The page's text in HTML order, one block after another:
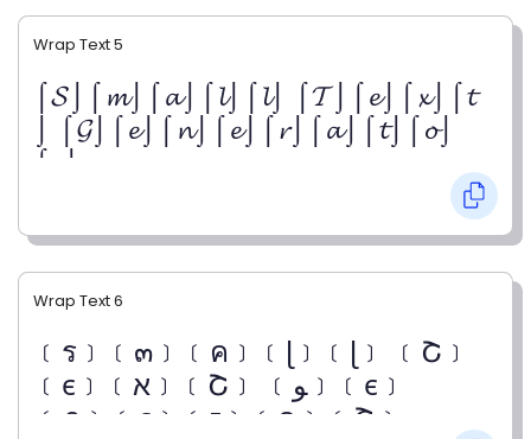
Wrap Text 5
⌠𝓢⌡⌠𝓶⌡⌠𝓪⌡⌠𝓵⌡⌠𝓵⌡ ⌠𝓣⌡⌠𝓮⌡⌠𝔁⌡⌠𝓽
⌡ ⌠𝓖⌡⌠𝓮⌡⌠𝓷⌡⌠𝓮⌡⌠𝓻⌡⌠𝓪⌡⌠𝓽⌡⌠𝓸⌡
⌠𝓻⌡
Wrap Text 6
﹝ร﹞﹝๓﹞﹝ค﹞﹝ɭ﹞﹝ɭ﹞ ﹝Շ﹞
﹝є﹞﹝א﹞﹝Շ﹞ ﹝ﻮ﹞﹝є﹞
﹝ภ﹞﹝є﹞﹝г﹞﹝ค﹞﹝Շ﹞